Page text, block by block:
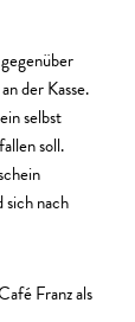
der Kasse.
selbst
soll.
nach
Franz als